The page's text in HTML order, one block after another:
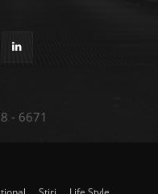
- 6671